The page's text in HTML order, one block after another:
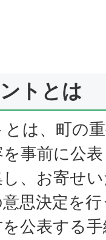
トとは
は、町の
事前に公
、お寄せ
思決定を
公表する